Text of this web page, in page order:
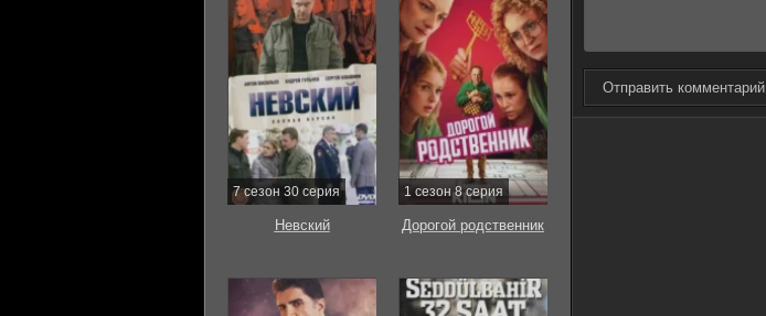
Отправить комментарий
7 сезон 30 серия
Невский
1 сезон 8 серия
Дорогой родственник